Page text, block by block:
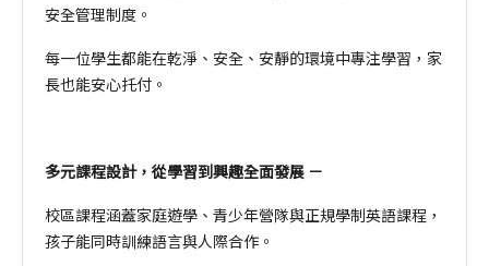
安全管理制度。
每一位學生都能在乾淨、安全、安靜的環境中專注學習，家
長也能安心托付。
多元課程設計，從學習到興趣全面發展 －
校區課程涵蓋家庭遊學、青少年營隊與正規學制英語課程，
孩子能同時訓練語言與人際合作。